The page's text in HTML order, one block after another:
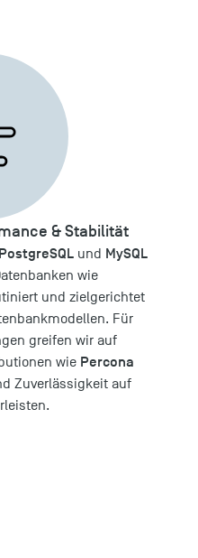
& Stabilität
PostgreSQL und MySQL
wie
und zielgerichtet
Für
greifen wir auf
wie Percona
Zuverlässigkeit auf